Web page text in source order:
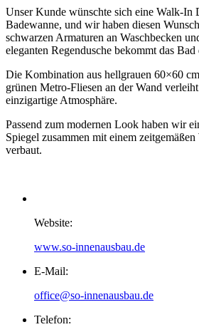
Unser Kunde wünschte sich eine Walk-In
Badewanne, und wir haben diesen
schwarzen Armaturen an Waschbecken
eleganten Regendusche bekommt das Bad
Die Kombination aus hellgrauen 60×60
grünen Metro-Fliesen an der Wand
einzigartige Atmosphäre.
Passend zum modernen Look haben wir
Spiegel zusammen mit einem
verbaut.
Website:
www.so-innenausbau.de
E-Mail:
office@so-innenausbau.de
Telefon: